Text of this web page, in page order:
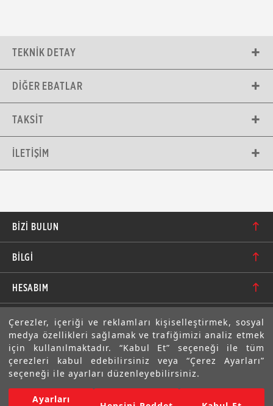
Çerezler, içeriği ve reklamları kişiselleştirmek, sosyal
medya özellikleri sağlamak ve trafiğimizi analiz etmek
için kullanılmaktadır. “Kabul Et” seçeneği ile tüm
çerezleri kabul edebilirsiniz veya “Çerez Ayarları”
seçeneği ile ayarları düzenleyebilirsiniz.
Ayarları
TEKNIK DETAY
DIĞER EBATLAR
TAKSIT
İLETIŞIM
BIZI BULUN
bilgi@motolastik.com
+90 549 549 66 86
+90 232 462 08 42
BİLGİ
Banka Hesap Numaraları
Teknik Bilgi
Sıkça Sorulan Sorular
Gizlilik Bildirimi ve Güvenlik
HESABIM
Siparişler
Adresler
Üyelik Bilgilerim
E-BÜLTEN
Abone olarak aramıza katılın. Avantajlardan ve indirimlerden
ilk sizin haberiniz olsun!